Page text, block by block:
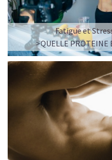
Fatigue et
>QUELLE PROTEINE